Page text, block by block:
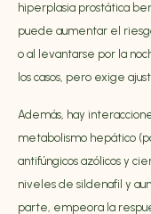
hiperplasia prostática
puede aumentar el
o al levantarse por la
los casos, pero exige
Además, hay
metabolismo hepático
antifúngicos azólicos y
niveles de sildenafil y
parte, empeora la